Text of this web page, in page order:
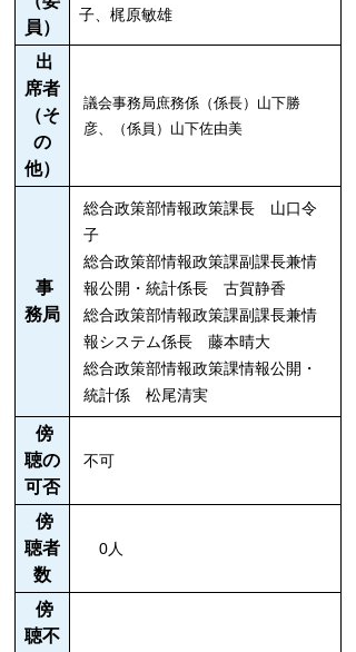
員）
子、梶原敏雄
出
席者
（そ
の
他）
議会事務局庶務係（係長）山下勝
彦、
（係員）山下佐由美
事
務局
総合政策部情報政策課長 山口令
子
総合政策部情報政策課副課長兼情
報公開・統計係長 古賀静香
総合政策部情報政策課副課長兼情
報システム係長 藤本晴大
総合政策部情報政策課情報公開・
統計係 松尾清実
傍
聴の
可否
不可
傍
聴者
数
0人
傍
聴不